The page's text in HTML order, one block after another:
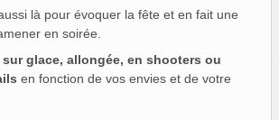
là pour évoquer la fête et en fait une
en soirée.
glace, allongée, en shooters ou
en fonction de vos envies et de votre